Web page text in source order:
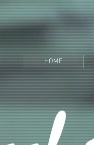
HOME